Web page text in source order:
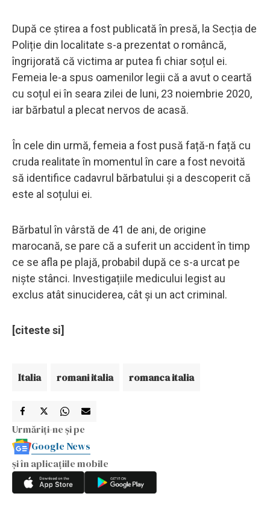
După ce știrea a fost publicată în presă, la Secția de
Poliție din localitate s-a prezentat o româncă,
îngrijorată că victima ar putea fi chiar soțul ei.
Femeia le-a spus oamenilor legii că a avut o ceartă
cu soțul ei în seara zilei de luni, 23 noiembrie 2020,
iar bărbatul a plecat nervos de acasă.
În cele din urmă, femeia a fost pusă față-n față cu
cruda realitate în momentul în care a fost nevoită
să identifice cadavrul bărbatului și a descoperit că
este al soțului ei.
Bărbatul în vârstă de 41 de ani, de origine
marocană, se pare că a suferit un accident în timp
ce se afla pe plajă, probabil după ce s-a urcat pe
niște stânci. Investigațiile medicului legist au
exclus atât sinuciderea, cât și un act criminal.
[citeste si]
Italia romani italia romanca italia
Urmăriți-ne și pe
Google News
și în aplicațiile mobile